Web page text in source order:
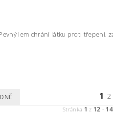
lem chrání látku proti třepení,
1 2
Stránka 1 z 12 -